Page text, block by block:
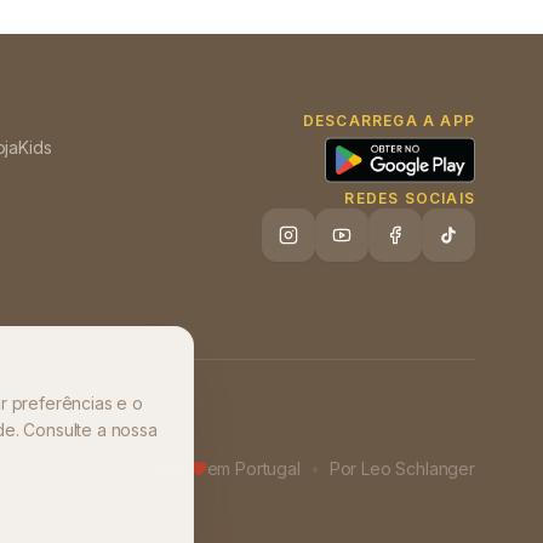
Kids
DESCARREGA A APP
REDES SOCIAIS
em Portugal Por Leo Schlanger
preferências e o
Consulte a nossa